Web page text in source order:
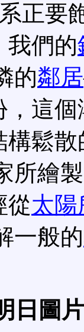
正要
我們的
的鄰居
，這
鬆
所繪
從太陽
一般的
日圖